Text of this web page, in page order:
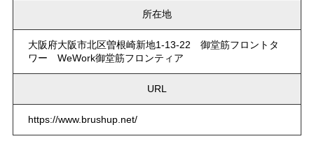
所在地
大阪府大阪市北区曽根崎新地1-13-22 御堂筋フロントタ
ワー WeWork御堂筋フロンティア
URL
https://www.brushup.net/